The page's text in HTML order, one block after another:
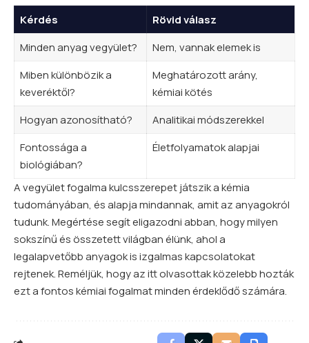
Kérdés
Rövid válasz
Minden anyag vegyület?
Nem, vannak elemek is
Miben különbözik a
keveréktől?
Meghatározott arány,
kémiai kötés
Hogyan azonosítható?
Analitikai módszerekkel
Fontossága a
biológiában?
Életfolyamatok alapjai
A vegyületfogalmakulcsszerepet játszik a kémia
tudományában, és alapja mindannak, amit az anyagokról
tudunk. Megértése segít eligazodni abban, hogy milyen
sokszínű és összetett világban élünk, ahol a
legalapvetőbb anyagok is izgalmas kapcsolatokat
rejtenek. Reméljük, hogy az itt olvasottak közelebb hozták
ezt a fontos kémiai fogalmat minden érdeklődő számára.